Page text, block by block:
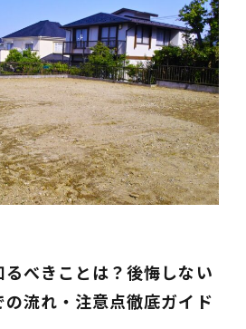
べきことは？後悔しない
流れ・注意点徹底ガイド